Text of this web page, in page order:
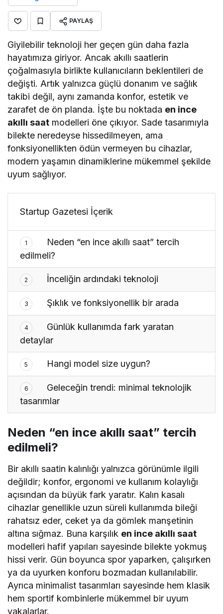
PAYLAŞ
Giyilebilir teknoloji her geçen gün daha fazla
hayatımıza giriyor. Ancak akıllı saatlerin
çoğalmasıyla birlikte kullanıcıların beklentileri de
değişti. Artık yalnızca güçlü donanım ve sağlık
takibi değil, aynı zamanda konfor, estetik ve
zarafet de ön planda. İşte bu noktada en ince
akıllı saat modelleri öne çıkıyor. Sade tasarımıyla
bilekte neredeyse hissedilmeyen, ama
fonksiyonellikten ödün vermeyen bu cihazlar,
modern yaşamın dinamiklerine mükemmel şekilde
uyum sağlıyor.
Startup Gazetesi İçerik
1
Neden “en ince akıllı saat” tercih
edilmeli?
2 İnceliğin ardındaki teknoloji
3 Şıklık ve fonksiyonellik bir arada
4
Günlük kullanımda fark yaratan
detaylar
5 Hangi model size uygun?
6
Geleceğin trendi: minimal teknolojik
tasarımlar
Neden “en ince akıllı saat” tercih
edilmeli?
Bir akıllı saatin kalınlığı yalnızca görünümle ilgili
değildir; konfor, ergonomi ve kullanım kolaylığı
açısından da büyük fark yaratır. Kalın kasalı
cihazlar genellikle uzun süreli kullanımda bileği
rahatsız eder, ceket ya da gömlek manşetinin
altına sığmaz. Buna karşılık en ince akıllı saat
modelleri hafif yapıları sayesinde bilekte yokmuş
hissi verir. Gün boyunca spor yaparken, çalışırken
ya da uyurken konforu bozmadan kullanılabilir.
Ayrıca minimalist tasarımları sayesinde hem klasik
hem sportif kombinlerle mükemmel bir uyum
yakalarlar.